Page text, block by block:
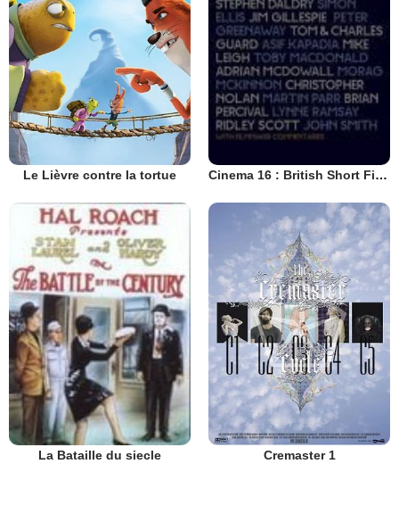
Le Lièvre contre la tortue Cinema 16 : British Short Films
La Bataille du siecle Cremaster 1